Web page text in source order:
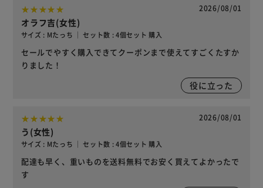
2026/08/01
オラフ吉(女性)
サイズ : Mたっち ｜ セット数 : 4個セット 購入
セールでやすく購入できてクーポンまで使えてすごくたすか
りました！
役に立った
2026/08/01
う(女性)
サイズ : Mたっち ｜ セット数 : 4個セット 購入
配達も早く、重いものを送料無料でお安く買えてよかったで
す